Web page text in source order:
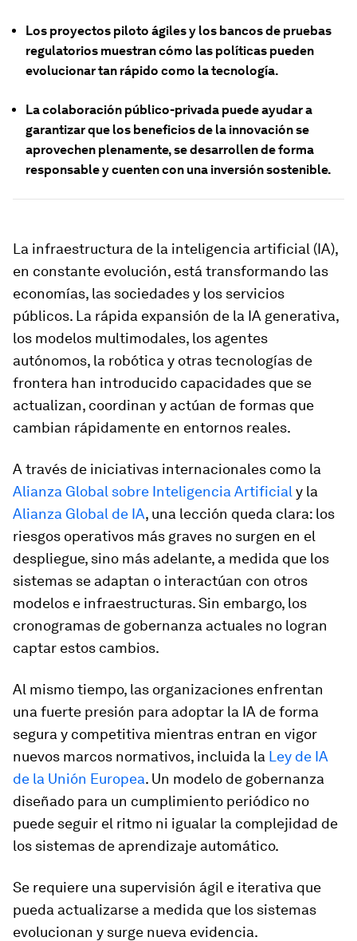
Los proyectos piloto ágiles y los bancos de pruebas
regulatorios muestran cómo las políticas pueden
evolucionar tan rápido como la tecnología.
La colaboración público-privada puede ayudar a
garantizar que los beneficios de la innovación se
aprovechen plenamente, se desarrollen de forma
responsable y cuenten con una inversión sostenible.
La infraestructura de la inteligencia artificial (IA),
en constante evolución, está transformando las
economías, las sociedades y los servicios
públicos. La rápida expansión de la IA generativa,
los modelos multimodales, los agentes
autónomos, la robótica y otras tecnologías de
frontera han introducido capacidades que se
actualizan, coordinan y actúan de formas que
cambian rápidamente en entornos reales.
A través de iniciativas internacionales como la
Alianza Global sobre Inteligencia Artificial y la
Alianza Global de IA, una lección queda clara: los
riesgos operativos más graves no surgen en el
despliegue, sino más adelante, a medida que los
sistemas se adaptan o interactúan con otros
modelos e infraestructuras. Sin embargo, los
cronogramas de gobernanza actuales no logran
captar estos cambios.
Al mismo tiempo, las organizaciones enfrentan
una fuerte presión para adoptar la IA de forma
segura y competitiva mientras entran en vigor
nuevos marcos normativos, incluida la Ley de IA
de la Unión Europea. Un modelo de gobernanza
diseñado para un cumplimiento periódico no
puede seguir el ritmo ni igualar la complejidad de
los sistemas de aprendizaje automático.
Se requiere una supervisión ágil e iterativa que
pueda actualizarse a medida que los sistemas
evolucionan y surge nueva evidencia.